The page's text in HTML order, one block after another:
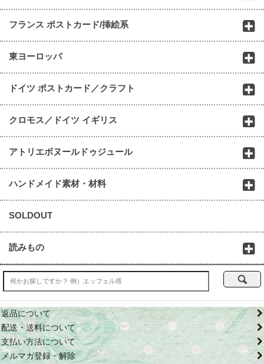
フランス ポストカード/挿絵系
東ヨーロッパ
ドイツ ポストカード／クラフト
クロモス／ドイツ イギリス
アトリエボヌールドゥジュール
ハンドメイド素材・材料
SOLDOUT
読みもの
返品について
配送・送料について
支払い方法について
メルマガ登録・解除